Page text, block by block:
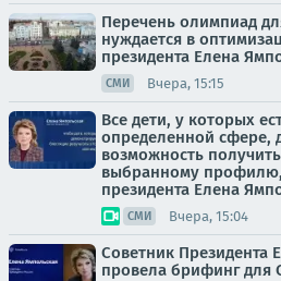
Перечень олимпиад
нуждается в
президента Елена
СМИ Вчера, 15:15
Все дети, у которых
определенной сфере,
возможность
выбранному профилю,
президента Елена
СМИ Вчера, 15:04
Советник Президента
провела брифинг для